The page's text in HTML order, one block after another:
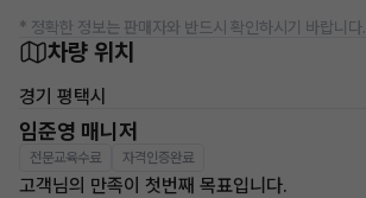
* 정확한 정보는 판매자와 반드시 확인하시기 바랍니다.
차량 위치
경기 평택시
임준영 매니저
전문교육수료 자격인증완료
고객님의 만족이 첫번째 목표입니다.